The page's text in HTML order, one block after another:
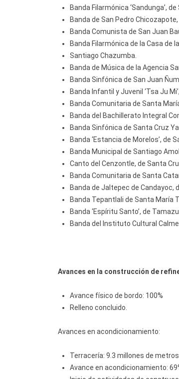
Banda Filarmónica ‘Sandunga’,
Banda de San Pedro
Banda Comunista de San Juan
Banda Filarmónica de la Casa de
Santiago Chazumba.
Banda de Música de la Agencia
Banda Sinfónica de San Juan
Banda Infantil y Juvenil ‘Tsa Ju
Banda Comunitaria de Santa
Banda del Bachillerato Integral
Banda Sinfónica de Santa Cruz
Banda ‘Estancia de Morelos’, de
Banda Municipal de Santiago
Canto del Cenzontle, de Santa
Banda Comunitaria de Santa
Banda de Jaltepec de Candayoc,
Banda Tepantlali de Santa María
Banda ‘Espíritu Santo’, de
Banda del Instituto Cultural
Avances en la construcción de
Avance físico de bordo: 100%
Relleno concluido.
Avances en acondicionamiento:
Terracería: 9.3 millones de
Avance en acondicionamiento: